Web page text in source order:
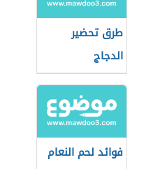
طرق تحضير
الدجاج
فوائد لحم النعام